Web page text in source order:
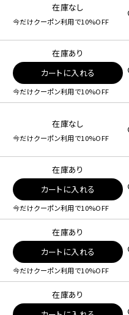
在庫なし
今だけクーポン利用で10%OFF
在庫あり
カートに入れる
今だけクーポン利用で10%OFF
在庫なし
今だけクーポン利用で10%OFF
在庫あり
カートに入れる
今だけクーポン利用で10%OFF
在庫あり
カートに入れる
今だけクーポン利用で10%OFF
在庫あり